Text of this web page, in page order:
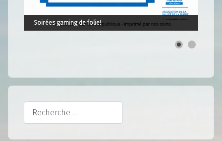
Rechercher